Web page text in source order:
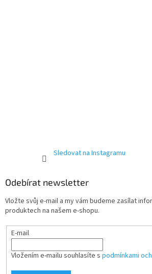
Sledovat na Instagramu
Odebírat newsletter
Vložte svůj e-mail a my vám budeme zasílat
produktech na našem e-shopu.
E-mail
Vložením e-mailu souhlasíte s podmínkami